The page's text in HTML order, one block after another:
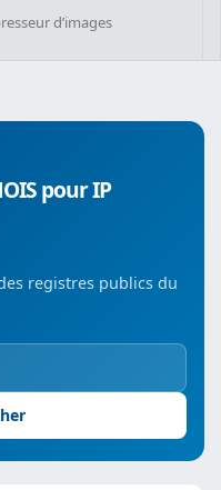
d’images
pour IP
registres publics du